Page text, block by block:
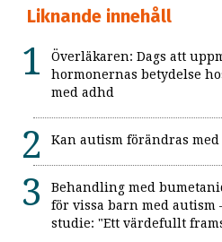
Liknande innehåll
Överläkaren: Dags att
hormonernas betydelse
med adhd
Kan autism förändras
Behandling med
för vissa barn med autism
studie: "Ett värdefullt